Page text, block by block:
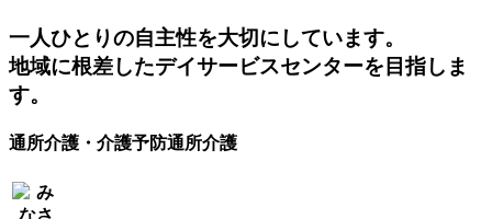
一人ひとりの自主性を大切にしています。
地域に根差したデイサービスセンターを目指しま
す。
通所介護・介護予防通所介護